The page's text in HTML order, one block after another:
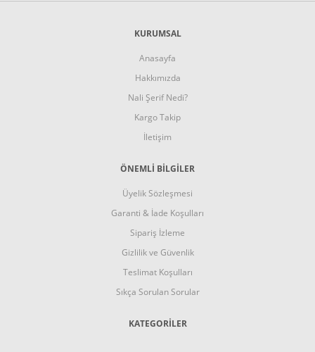
KURUMSAL
Anasayfa
Hakkımızda
Nali Şerif Nedi?
Kargo Takip
İletişim
ÖNEMLİ BİLGİLER
Üyelik Sözleşmesi
Garanti & İade Koşulları
Sipariş İzleme
Gizlilik ve Güvenlik
Teslimat Koşulları
Sıkça Sorulan Sorular
KATEGORİLER